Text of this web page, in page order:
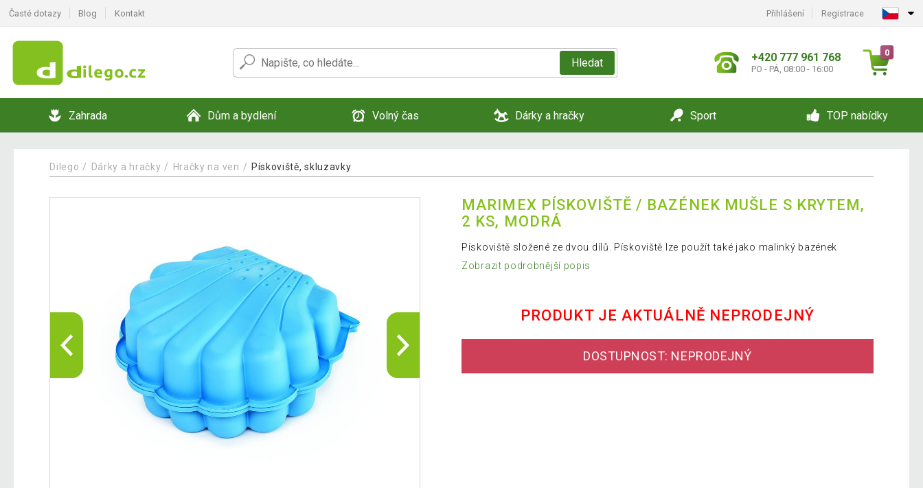
Časté dotazy Blog Kontakt Přihlášení Registrace
Hledat +420 777 961 768
PO - PÁ, 08:00 - 16:00
0
Zahrada Dům a bydlení Volný čas Dárky a hračky Sport TOP nabídky
Dilego Dárky a hračky Hračky na ven Pískoviště, skluzavky
MARIMEX PÍSKOVIŠTĚ / BAZÉNEK MUŠLE S KRYTEM,
2 KS, MODRÁ
Pískoviště složené ze dvou dílů. Pískoviště lze použít také jako malinký bazének
Zobrazit podrobnější popis
PRODUKT JE AKTUÁLNĚ NEPRODEJNÝ
DOSTUPNOST: NEPRODEJNÝ